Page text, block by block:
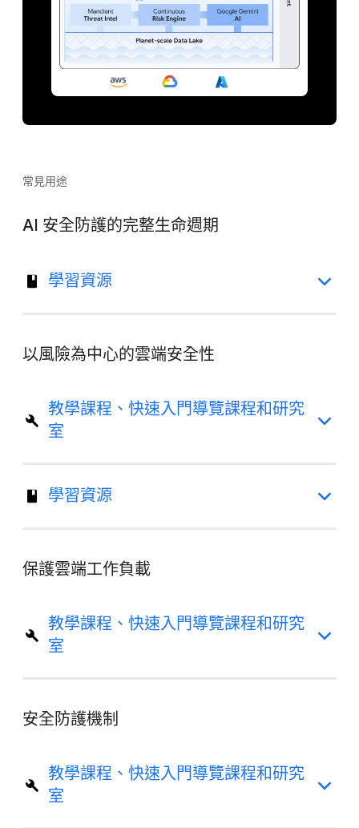
常見用途
AI 安全防護的完整生命週期
學習資源
以風險為中心的雲端安全性
教學課程、快速入門導覽課程和研究
室
學習資源
保護雲端工作負載
教學課程、快速入門導覽課程和研究
室
安全防護機制
教學課程、快速入門導覽課程和研究
室